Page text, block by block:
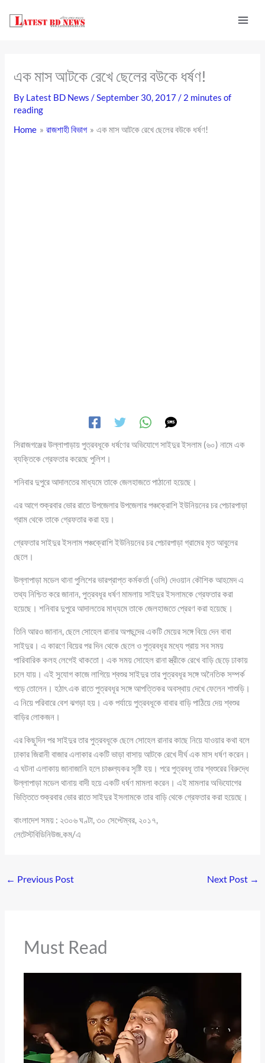
এক মাস আটকে রেখে ছেলের বউকে ধর্ষণ!
By Latest BD News/September 30, 2017/ 2 minutes of
reading
Home
রাজশাহী বিভাগ এক মাস আটকে রেখে ছেলের বউকে ধর্ষণ!
সিরাজগঞ্জের উল্লাপাড়ায় পুত্রবধূকে ধর্ষণের অভিযোগে সাইদুর ইসলাম (৬০) নামে এক
ব্যক্তিকে গ্রেফতার করেছে পুলিশ।
শনিবার দুপুরে আদালতের মাধ্যমে তাকে জেলহাজতে পাঠানো হয়েছে।
এর আগে শুক্রবার ভোর রাতে উপজেলার উপজেলার পঞ্চক্রোশি ইউনিয়নের চর পেচারপাড়া
গ্রাম থেকে তাকে গ্রেফতার করা হয়।
গ্রেফতার সাইদুর ইসলাম পঞ্চক্রোশি ইউনিয়নের চর পেচারপাড়া গ্রামের মৃত আবুলের
ছেলে।
উল্লাপাড়া মডেল থানা পুলিশের ভারপ্রাপ্ত কর্মকর্তা (ওসি) দেওয়ান কৌশিক আহমেদ এ
তথ্য নিশ্চিত করে জানান, পুত্রবধূর ধর্ষণ মামলায় সাইদুর ইসলামকে গ্রেফতার করা
হয়েছে। শনিবার দুপুরে আদালতের মাধ্যমে তাকে জেলহাজতে প্রেরণ করা হয়েছে।
তিনি আরও জানান, ছেলে সোহেল রানার অপছন্দের একটি মেয়ের সঙ্গে বিয়ে দেন বাবা
সাইদুর। এ কারণে বিয়ের পর দিন থেকে ছেলে ও পুত্রবধূর মধ্যে প্রায় সব সময়
পারিবারিক কলহ লেগেই থাকতো। এক সময় সোহেল রানা স্ত্রীকে রেখে বাড়ি ছেড়ে ঢাকায়
চলে যায়। এই সুযোগ কাজে লাগিয়ে শ্বশুর সাইদুর তার পুত্রবধূর সঙ্গে অনৈতিক সম্পর্ক
গড়ে তোলেন। হঠাৎ এক রাতে পুত্রবধূর সঙ্গে আপত্তিকর অবস্থায় দেখে ফেলেন শাশুড়ি।
এ নিয়ে পরিবারে বেশ ঝগড়া হয়। এক পর্যায়ে পুত্রবধূকে বাবার বাড়ি পাঠিয়ে দেয় শ্বশুর
বাড়ির লোকজন।
এর কিছুদিন পর সাইদুর তার পুত্রবধূকে ছেলে সোহেল রানার কাছে নিয়ে যাওয়ার কথা বলে
ঢাকার জিরানী বাজার এলাকার একটি ভাড়া বাসায় আটকে রেখে দীর্ঘ এক মাস ধর্ষণ করেন।
এ ঘটনা এলাকায় জানাজানি হলে চাঞ্চল্যকর সৃষ্টি হয়। পরে পুত্রবধূ তার শ্বশুরের বিরুদ্ধে
উল্লাপাড়া মডেল থানায় বাদী হয়ে একটি ধর্ষণ মামলা করেন। এই মামলার অভিযোগের
ভিত্তিতে শুক্রবার ভোর রাতে সাইদুর ইসলামকে তার বাড়ি থেকে গ্রেফতার করা হয়েছে।
বাংলাদেশ সময় : ২৩০৬ ঘণ্টা, ৩০ সেপ্টেম্বর, ২০১৭,
লেটেস্টবিডিনিউজ.কম/এ
← Previous Post Next Post →
Must Read